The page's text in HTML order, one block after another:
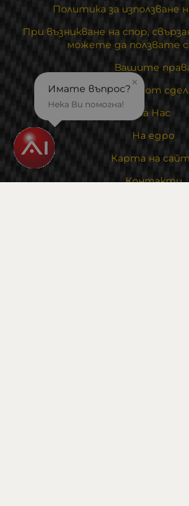
Политика за използване
При възникване на спор,
можете да ползвате
Вашите
Отказ от
За Нас
На едро
Карта на
Контакти
×
Имате въпрос?
Нека Ви помогна!